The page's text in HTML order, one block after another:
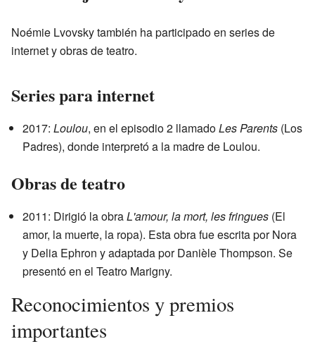
Noémie Lvovsky también ha participado en series de
internet y obras de teatro.
Series para internet
2017: Loulou, en el episodio 2 llamadoLes Parents (Los
Padres), donde interpretó a la madre de Loulou.
Obras de teatro
2011: Dirigió la obraL'amour, la mort, les fringues (El
amor, la muerte, la ropa). Esta obra fue escrita por Nora
y Delia Ephron y adaptada por Danièle Thompson. Se
presentó en el Teatro Marigny.
Reconocimientos y premios
importantes